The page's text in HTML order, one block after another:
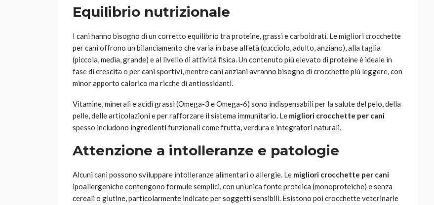
Equilibrio nutrizionale
I cani hanno bisogno di un corretto equilibrio tra proteine, grassi e carboidrati. Le migliori crocchette
per cani offrono un bilanciamento che varia in base all’età (cucciolo, adulto, anziano), alla taglia
(piccola, media, grande) e al livello di attività fisica. Un contenuto più elevato di proteine è ideale in
fase di crescita o per cani sportivi, mentre cani anziani avranno bisogno di crocchette più leggere, con
minor apporto calorico ma ricche di antiossidanti.
Vitamine, minerali e acidi grassi (Omega-3 e Omega-6) sono indispensabili per la salute del pelo, della
pelle, delle articolazioni e per rafforzare il sistema immunitario. Le migliori crocchette per cani
spesso includono ingredienti funzionali come frutta, verdura e integratori naturali.
Attenzione a intolleranze e patologie
Alcuni cani possono sviluppare intolleranze alimentari o allergie. Le migliori crocchette per cani
ipoallergeniche contengono formule semplici, con un’unica fonte proteica (monoproteiche) e senza
cereali o glutine, particolarmente indicate per soggetti sensibili. Esistono poi crocchette veterinarie